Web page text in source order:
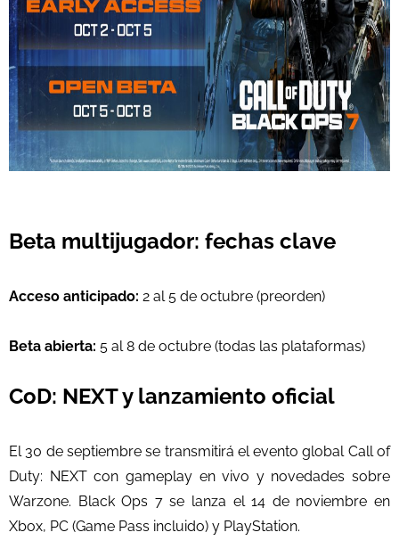
Beta multijugador: fechas clave
Acceso anticipado: 2 al 5 de octubre (preorden)
Beta abierta: 5 al 8 de octubre (todas las plataformas)
CoD: NEXT y lanzamiento oficial
El 30 de septiembre se transmitirá el evento global Call of
Duty: NEXT con gameplay en vivo y novedades sobre
Warzone. Black Ops 7 se lanza el 14 de noviembre en
Xbox, PC (Game Pass incluido) y PlayStation.